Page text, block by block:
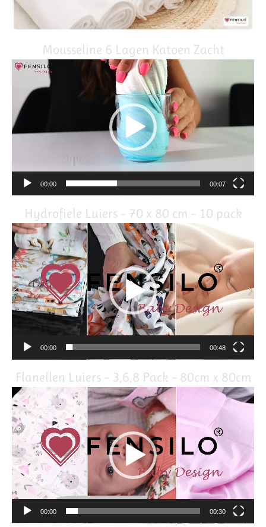
Mousseline 6 Lagen Katoen Zacht
Video
Player
00:00 00:07
Hydrofiele Luiers – 70 x 80 cm – 10 pack
Video
Player
00:00 00:48
Flanellen Luiers – 3,6,8 Pack – 80cm x 80cm
Video
Player
00:00 00:30